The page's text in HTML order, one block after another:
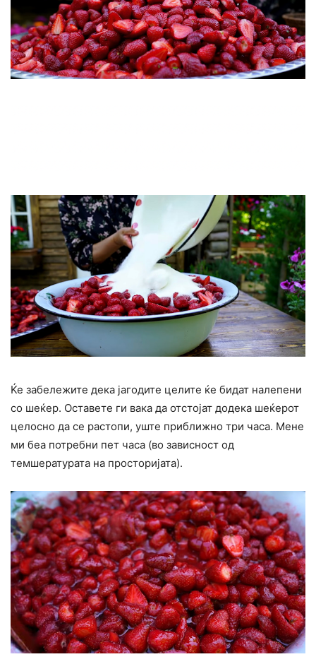
Ќе забележите дека јагодите целите ќе бидат налепени
со шеќер. Оставете ги вака да отстојат додека шеќерот
целосно да се растопи, уште приближно три часа. Мене
ми беа потребни пет часа (во зависност од
темшературата на просторијата).